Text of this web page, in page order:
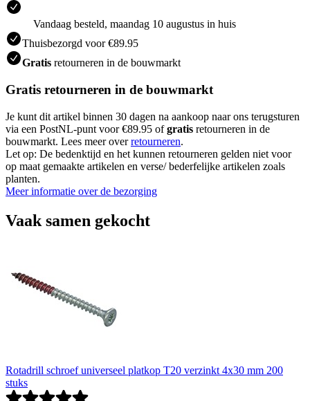
Vandaag besteld, maandag 10 augustus in huis
Thuisbezorgd voor €89.95
Gratis retourneren in de bouwmarkt
Gratis retourneren in de bouwmarkt
Je kunt dit artikel binnen 30 dagen na aankoop naar ons terugsturen
via een PostNL-punt voor €89.95 ofgratis retourneren in de
bouwmarkt. Lees meer overretourneren.
Let op: De bedenktijd en het kunnen retourneren gelden niet voor
op maat gemaakte artikelen en verse/ bederfelijke artikelen zoals
planten.
Meer informatie over de bezorging
Vaak samen gekocht
Rotadrill schroef universeel platkop T20 verzinkt 4x30 mm 200
stuks